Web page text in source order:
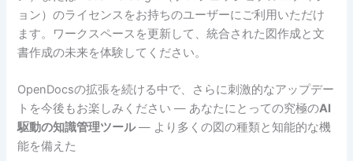
ョン）のライセンスをお持ちのユーザーにご利用いただけ
ます。ワークスペースを更新して、統合された図作成と文
書作成の未来を体験してください。
OpenDocsの拡張を続ける中で、さらに刺激的なアップデー
トを今後もお楽しみください — あなたにとっての究極のAI
駆動の知識管理ツール— より多くの図の種類と知能的な機
能を備えた